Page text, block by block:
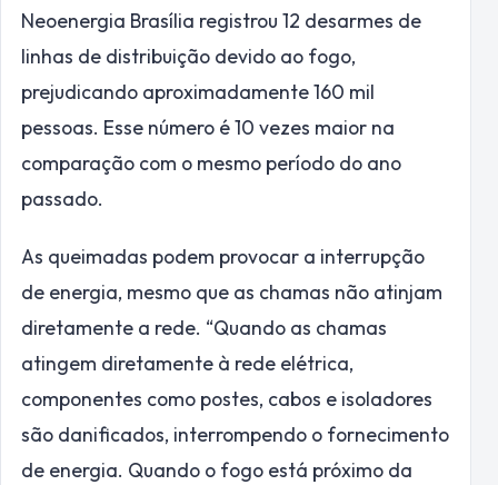
Neoenergia Brasília registrou 12 desarmes de
linhas de distribuição devido ao fogo,
prejudicando aproximadamente 160 mil
pessoas. Esse número é 10 vezes maior na
comparação com o mesmo período do ano
passado.
As queimadas podem provocar a interrupção
de energia, mesmo que as chamas não atinjam
diretamente a rede. “Quando as chamas
atingem diretamente à rede elétrica,
componentes como postes, cabos e isoladores
são danificados, interrompendo o fornecimento
de energia. Quando o fogo está próximo da